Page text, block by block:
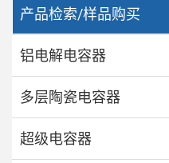
产品检索/样品购买
铝电解电容器
多层陶瓷电容器
超级电容器